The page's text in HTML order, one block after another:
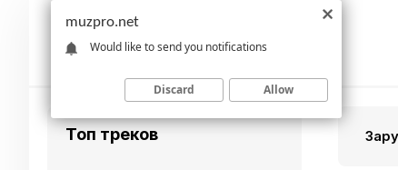
Топ треков
muzpro.net
Would like to send you notifications
Discard Allow